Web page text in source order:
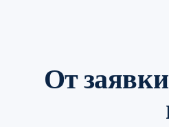
От